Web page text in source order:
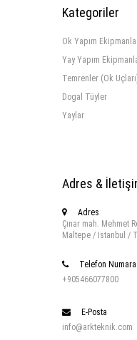
Kategoriler
Ok Yapım
Yay Yapım
Temrenler (Ok
Dogal Tüyler
Yaylar
Adres &
Adres
Çınar mah. Mehmet
Maltepe / Istanbul /
Telefon
+905466077800
E-Posta
info@arkteknik.com